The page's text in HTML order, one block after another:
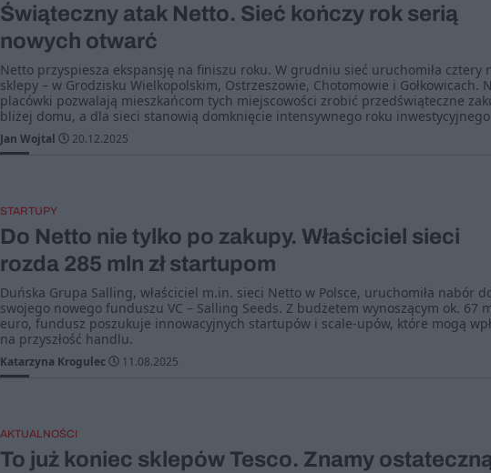
Świąteczny atak Netto. Sieć kończy rok serią
nowych otwarć
Netto przyspiesza ekspansję na finiszu roku. W grudniu sieć uruchomiła cztery
sklepy – w Grodzisku Wielkopolskim, Ostrzeszowie, Chotomowie i Gołkowicach.
placówki pozwalają mieszkańcom tych miejscowości zrobić przedświąteczne
bliżej domu, a dla sieci stanowią domknięcie intensywnego roku
Jan Wojtal 20.12.2025
STARTUPY
Do Netto nie tylko po zakupy. Właściciel sieci
rozda 285 mln zł startupom
Duńska Grupa Salling, właściciel m.in. sieci Netto w Polsce, uruchomiła nabór
swojego nowego funduszu VC – Salling Seeds. Z budżetem wynoszącym ok. 67
euro, fundusz poszukuje innowacyjnych startupów i scale-upów, które mogą
na przyszłość handlu.
Katarzyna Krogulec 11.08.2025
AKTUALNOŚCI
To już koniec sklepów Tesco. Znamy